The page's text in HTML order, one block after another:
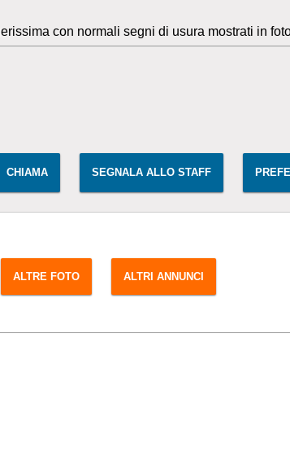
con normali segni di usura mostrati in
CHIAMA SEGNALA ALLO STAFF
ALTRE FOTO ALTRI ANNUNCI